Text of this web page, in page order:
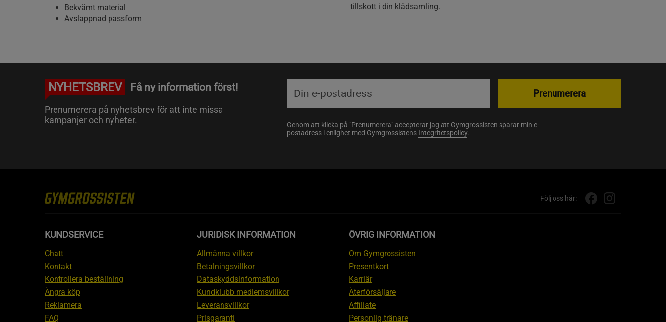
Bekvämt material
Avslappnad passform
tillskott i din klädsamling.
NYHETSBREV Få ny information först!
Prenumerera på nyhetsbrev för att inte missa
kampanjer och nyheter.
Genom att klicka på "Prenumerera" accepterar jag att Gymgrossisten sparar min e-
postadress i enlighet med Gymgrossistens Integritetspolicy.
Prenumerera
Följ oss här:
KUNDSERVICE
Chatt
Kontakt
Kontrollera beställning
Ångra köp
Reklamera
FAQ
JURIDISK INFORMATION
Allmänna villkor
Betalningsvillkor
Dataskyddsinformation
Kundklubb medlemsvillkor
Leveransvillkor
Prisgaranti
ÖVRIG INFORMATION
Om Gymgrossisten
Presentkort
Karriär
Återförsäljare
Affiliate
Personlig tränare